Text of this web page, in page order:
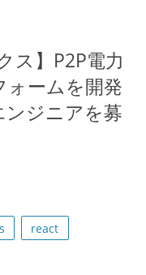
ス】P2P電⼒
ォームを開発
ジニアを募
react